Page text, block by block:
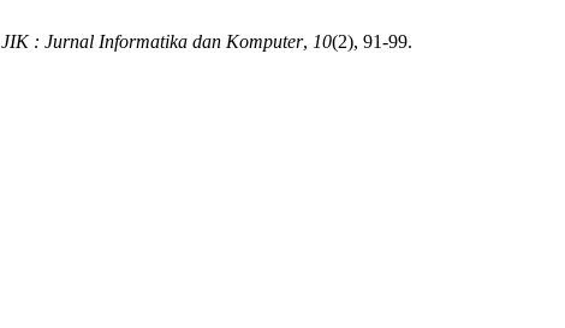
JIK : Jurnal Informatika dan Komputer, 10(2), 91-99.